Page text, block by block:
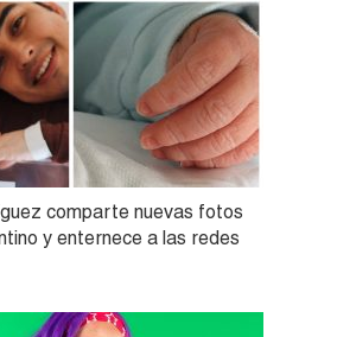
comparte nuevas fotos
y enternece a las redes